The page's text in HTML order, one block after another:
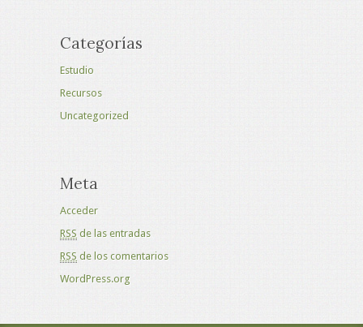
Categorías
Estudio
Recursos
Uncategorized
Meta
Acceder
RSS de las entradas
RSS de los comentarios
WordPress.org